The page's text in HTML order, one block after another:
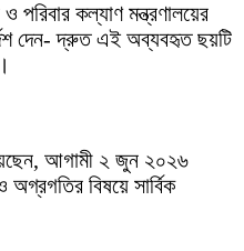
পরিবার কল্যাণ মন্ত্রণালয়ের
দেন- দ্রুত এই অব্যবহৃত ছয়টি
আগামী ২ জুন ২০২৬
অগ্রগতির বিষয়ে সার্বিক